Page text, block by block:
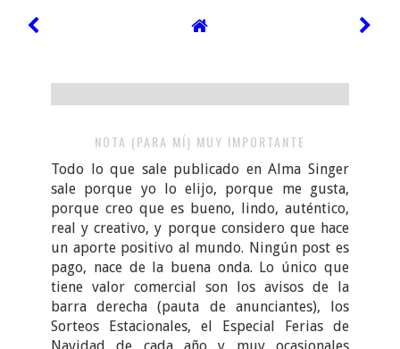
NOTA (PARA MÍ) MUY IMPORTANTE
Todo lo que sale publicado en Alma Singer
sale porque yo lo elijo, porque me gusta,
porque creo que es bueno, lindo, auténtico,
real y creativo, y porque considero que hace
un aporte positivo al mundo. Ningún post es
pago, nace de la buena onda. Lo único que
tiene valor comercial son los avisos de la
barra derecha (pauta de anunciantes), los
Sorteos Estacionales, el Especial Ferias de
Navidad de cada año y muy ocasionales